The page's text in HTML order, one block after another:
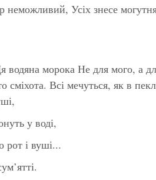
неможливий, Усіх знесе
водяна морока Не для мого, а
сміхота. Всі мечуться, як в
у воді,
рот і вуші...